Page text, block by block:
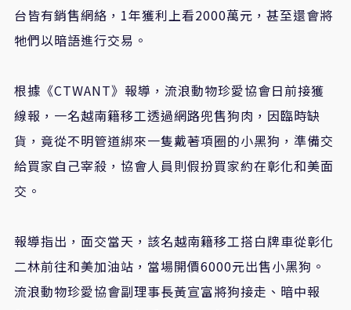
台皆有銷售網絡，1年獲利上看2000萬元，甚至還會將
牠們以暗語進行交易。
根據《CTWANT》報導，流浪動物珍愛協會日前接獲
線報，一名越南籍移工透過網路兜售狗肉，因臨時缺
貨，竟從不明管道綁來一隻戴著項圈的小黑狗，準備交
給買家自己宰殺，協會人員則假扮買家約在彰化和美面
交。
報導指出，面交當天，該名越南籍移工搭白牌車從彰化
二林前往和美加油站，當場開價6000元出售小黑狗。
流浪動物珍愛協會副理事長黃宣富將狗接走、暗中報